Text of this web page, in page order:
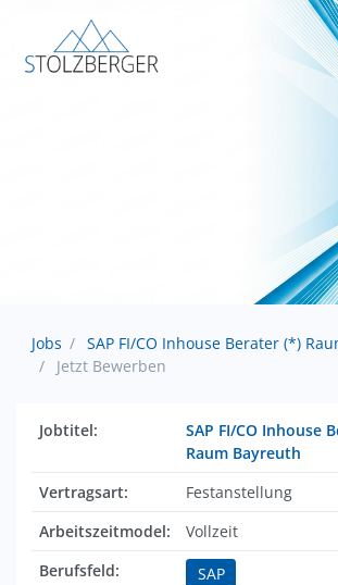
Jobs
SAP FI/CO Inhouse Berater (*)
Jetzt Bewerben
Jobtitel:
SAP FI/CO Inhouse
Raum Bayreuth
Vertragsart:
Festanstellung
Arbeitszeitmodel:
Vollzeit
Berufsfeld:
SAP